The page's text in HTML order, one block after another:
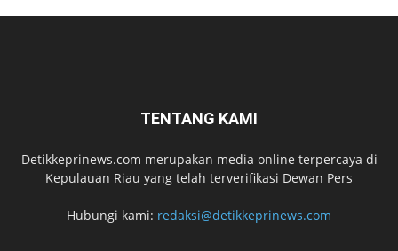
TENTANG KAMI
Detikkeprinews.com merupakan media online terpercaya di
Kepulauan Riau yang telah terverifikasi Dewan Pers
Hubungi kami: redaksi@detikkeprinews.com